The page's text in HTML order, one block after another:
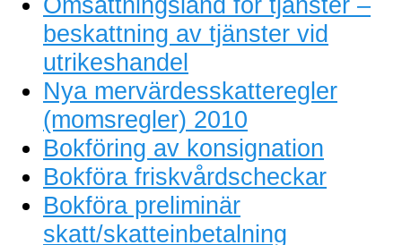
beskattning av tjänster vid
utrikeshandel
Nya mervärdesskatteregler
(momsregler) 2010
Bokföring av konsignation
Bokföra friskvårdscheckar
Bokföra preliminär
skatt/skatteinbetalning